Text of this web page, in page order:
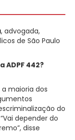
, advogada,
de São Paulo
ADPF 442?
maioria dos
do
depender do
disse